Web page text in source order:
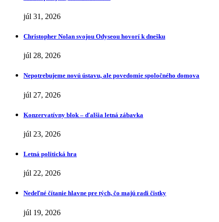
júl 31, 2026
Christopher Nolan svojou Odyseou hovorí k dnešku
júl 28, 2026
Nepotrebujeme novú ústavu, ale povedomie spoločného domova
júl 27, 2026
Konzervatívny blok – ďalšia letná zábavka
júl 23, 2026
Letná politická hra
júl 22, 2026
Nedeľné čítanie hlavne pre tých, čo majú radi čistky
júl 19, 2026